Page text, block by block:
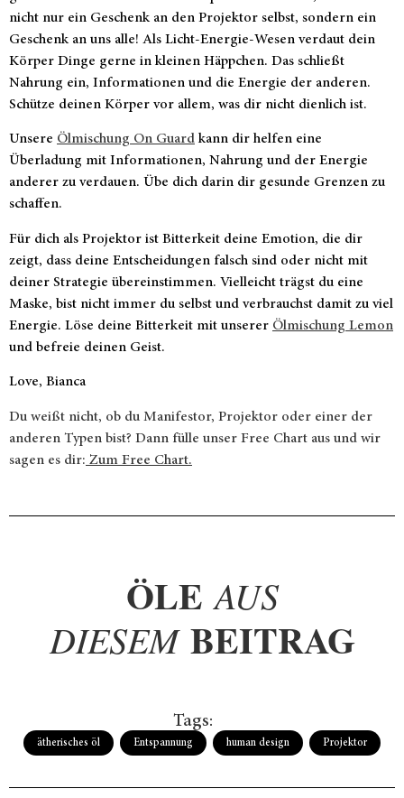
nicht nur ein Geschenk an den Projektor selbst, sondern ein
Geschenk an uns alle! Als Licht-Energie-Wesen verdaut dein
Körper Dinge gerne in kleinen Häppchen. Das schließt
Nahrung ein, Informationen und die Energie der anderen.
Schütze deinen Körper vor allem, was dir nicht dienlich ist.
Unsere Ölmischung On Guard kann dir helfen eine
Überladung mit Informationen, Nahrung und der Energie
anderer zu verdauen. Übe dich darin dir gesunde Grenzen zu
schaffen.
Für dich als Projektor ist Bitterkeit deine Emotion, die dir
zeigt, dass deine Entscheidungen falsch sind oder nicht mit
deiner Strategie übereinstimmen. Vielleicht trägst du eine
Maske, bist nicht immer du selbst und verbrauchst damit zu viel
Energie. Löse deine Bitterkeit mit unserer Ölmischung Lemon
und befreie deinen Geist.
Love, Bianca
Du weißt nicht, ob du Manifestor, Projektor oder einer der
anderen Typen bist? Dann fülle unser Free Chart aus und wir
sagen es dir: Zum Free Chart.
ÖLE AUS
DIESEM BEITRAG
Tags:
ätherisches öl Entspannung human design Projektor